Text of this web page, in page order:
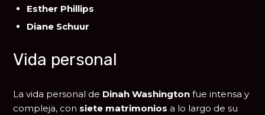
Esther Phillips
Diane Schuur
Vida personal
La vida personal de Dinah Washington fue intensa y
compleja, con siete matrimonios a lo largo de su